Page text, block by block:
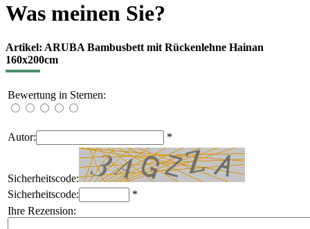
Was meinen Sie?
Artikel: ARUBA Bambusbett mit Rückenlehne Hainan
160x200cm
Bewertung in Sternen:
Autor: *
Sicherheitscode:
Sicherheitscode:
*
Ihre Rezension: